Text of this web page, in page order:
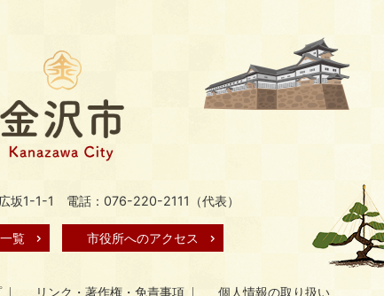
坂1-1-1 電話：076-220-2111（代表）
覧 市役所へのアクセス
リンク・著作権・免責事項 個人情報の取り扱い